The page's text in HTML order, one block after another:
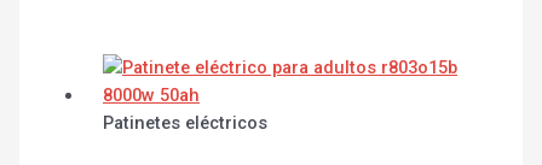
Patinetes eléctricos